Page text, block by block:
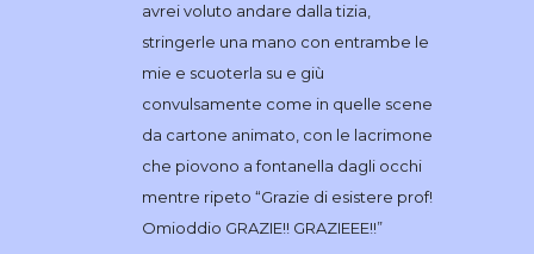
avrei voluto andare dalla tizia,
stringerle una mano con entrambe le
mie e scuoterla su e giù
convulsamente come in quelle scene
da cartone animato, con le lacrimone
che piovono a fontanella dagli occhi
mentre ripeto “Grazie di esistere prof!
Omioddio GRAZIE!! GRAZIEEE!!”